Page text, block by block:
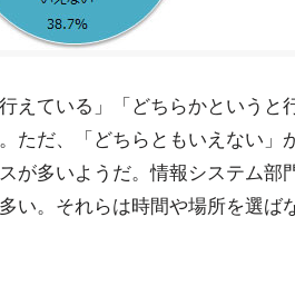
行えている」「どちらかというと
ただ、「どちらともいえない
が多いようだ。情報システム部
い。それらは時間や場所を選